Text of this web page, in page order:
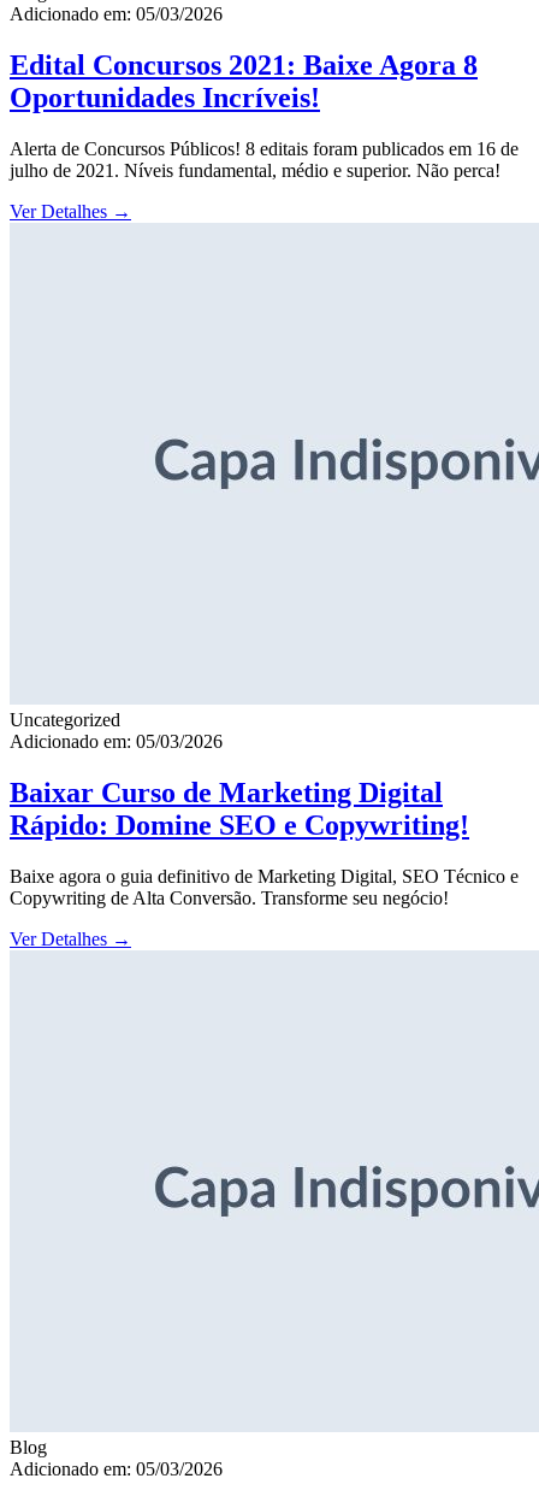
Adicionado em: 05/03/2026
Edital Concursos 2021: Baixe Agora 8
Oportunidades Incríveis!
Alerta de Concursos Públicos! 8 editais foram publicados em 16 de
julho de 2021. Níveis fundamental, médio e superior. Não perca!
Ver Detalhes →
Uncategorized
Adicionado em: 05/03/2026
Baixar Curso de Marketing Digital
Rápido: Domine SEO e Copywriting!
Baixe agora o guia definitivo de Marketing Digital, SEO Técnico e
Copywriting de Alta Conversão. Transforme seu negócio!
Ver Detalhes →
Blog
Adicionado em: 05/03/2026